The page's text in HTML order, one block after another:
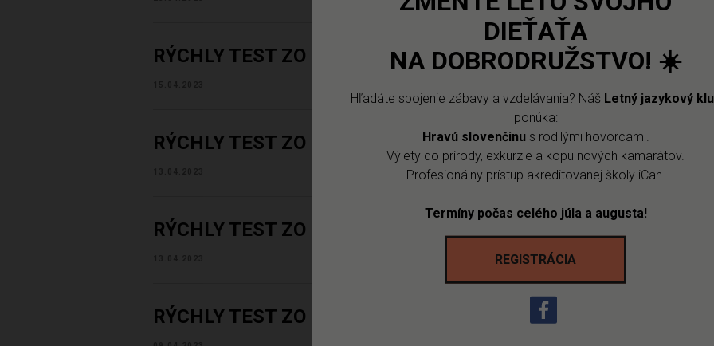
DIEŤAŤA
NA DOBRODRUŽSTVO! ☀️
Hľadáte spojenie zábavy a vzdelávania? Náš Letný jazykový
ponúka:
Hravú slovenčinus rodilými hovorcami.
Výlety do prírody, exkurzie a kopu nových kamarátov.
Profesionálny prístup akreditovanej školy iCan.
Termíny počas celého júla a augusta!
REGISTRÁCIA
RÝCHLY TEST ZO SLOVENSKÉHO JAZYKA 20
RÝCHLY TEST ZO SLOVENSKÉHO JAZYKA 18
RÝCHLY TEST ZO SLOVENSKÉHO JAZYKA 19
RÝCHLY TEST ZO SLOVENSKÉHO JAZYKA 17